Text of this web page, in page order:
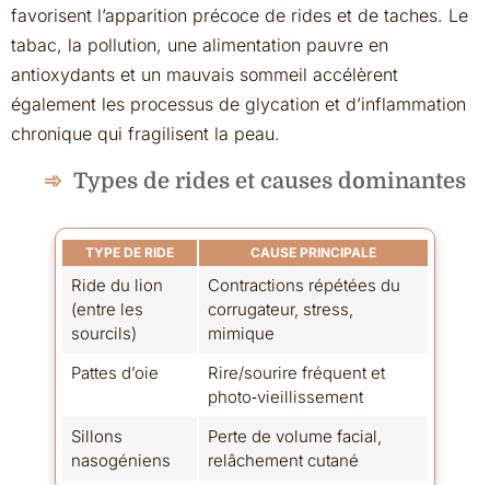
favorisent l’apparition précoce de rides et de taches. Le
tabac, la pollution, une alimentation pauvre en
antioxydants et un mauvais sommeil accélèrent
également les processus de glycation et d’inflammation
chronique qui fragilisent la peau.
Types de rides et causes dominantes
TYPE DE RIDE CAUSE PRINCIPALE
Ride du lion
(entre les
sourcils)
Contractions répétées du
corrugateur, stress,
mimique
Pattes d’oie
Rire/sourire fréquent et
photo‑vieillissement
Sillons
nasogéniens
Perte de volume facial,
relâchement cutané